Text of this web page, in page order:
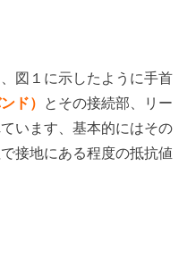
図１に示したように手首
ド）
とその接続部、リー
います、基本的にはその
接地にある程度の抵抗値